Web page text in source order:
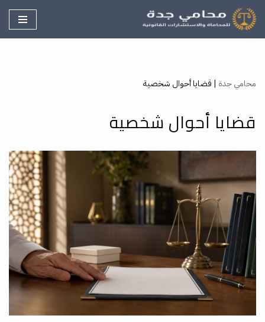
تخطى
محامي جدة | قضايا أحوال شخصية
قضايا أحوال شخصية